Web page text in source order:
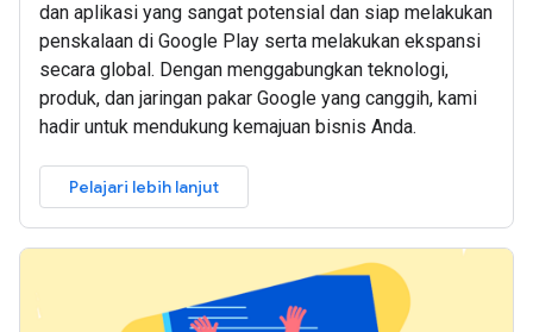
dan aplikasi yang sangat potensial dan siap melakukan
penskalaan di Google Play serta melakukan ekspansi
secara global. Dengan menggabungkan teknologi,
produk, dan jaringan pakar Google yang canggih, kami
hadir untuk mendukung kemajuan bisnis Anda.
Pelajari lebih lanjut